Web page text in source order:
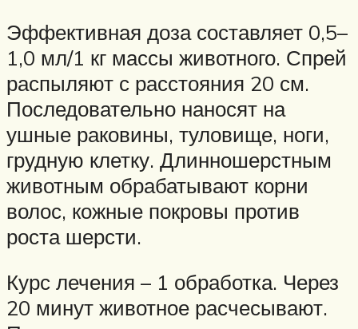
Эффективная доза составляет 0,5–
1,0 мл/1 кг массы животного. Спрей
распыляют с расстояния 20 см.
Последовательно наносят на
ушные раковины, туловище, ноги,
грудную клетку. Длинношерстным
животным обрабатывают корни
волос, кожные покровы против
роста шерсти.
Курс лечения – 1 обработка. Через
20 минут животное расчесывают.